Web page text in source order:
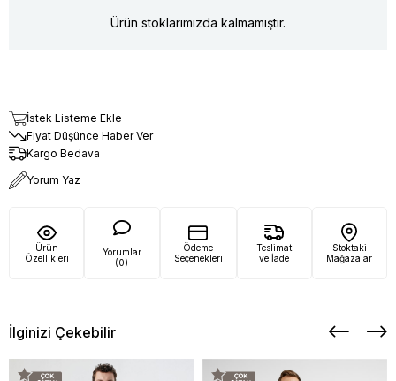
Ürün stoklarımızda kalmamıştır.
İstek Listeme Ekle
Fiyat Düşünce Haber Ver
Kargo Bedava
Yorum Yaz
Ürün
Özellikleri
Yorumlar
(0)
Ödeme
Seçenekleri
Teslimat
ve İade
Stoktaki
Mağazalar
İlginizi Çekebilir